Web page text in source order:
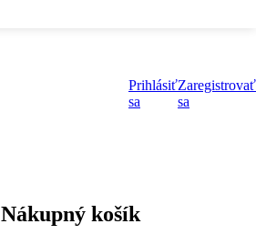
Prihlásiť
sa
Zaregistrovať
sa
Nákupný košík